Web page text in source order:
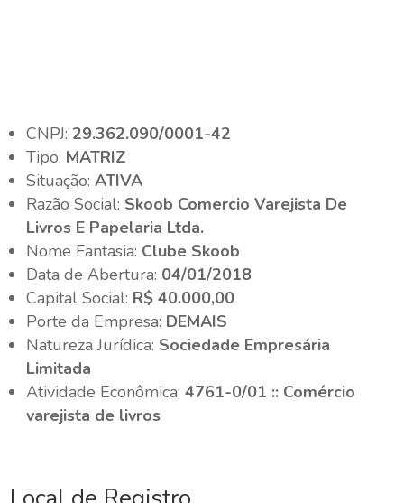
CNPJ: 29.362.090/0001-42
Tipo: MATRIZ
Situação:ATIVA
Razão Social: Skoob Comercio Varejista De
Livros E Papelaria Ltda.
Nome Fantasia: Clube Skoob
Data de Abertura: 04/01/2018
Capital Social: R$ 40.000,00
Porte da Empresa: DEMAIS
Natureza Jurídica: Sociedade Empresária
Limitada
Atividade Econômica:4761-0/01 :: Comércio
varejista de livros